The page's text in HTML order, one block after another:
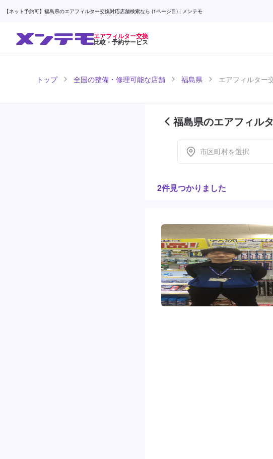
【ネット予約可】福島県のエアフィルター交換対応店舗検索なら (1ページ目) | メンテモ
エアフィルター交換
比較・予約サービス
トップ 全国の整備・修理可能な店舗 福島県 エアフィルター
福島県のエアフィル
市区町村を選択
2件見つかりました